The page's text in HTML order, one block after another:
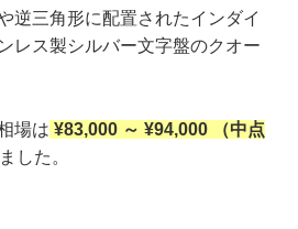
逆三角形に配置されたインダイ
レス製シルバー文字盤のクオー
場は ¥83,000 ～ ¥94,000 （中点
した。